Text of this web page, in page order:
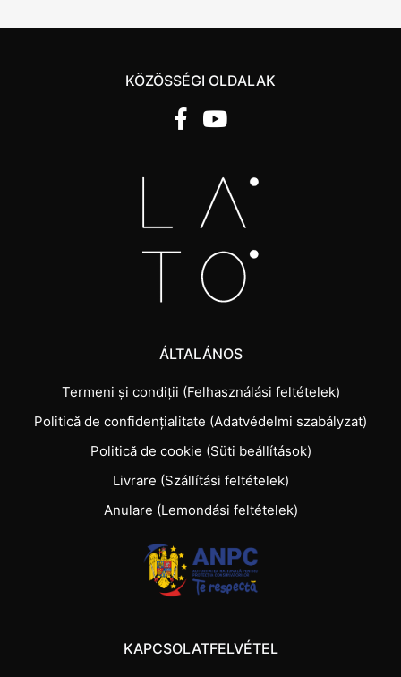
KÖZÖSSÉGI OLDALAK
ÁLTALÁNOS
Termeni și condiții (Felhasználási feltételek)
Politică de confidențialitate (Adatvédelmi szabályzat)
Politică de cookie (Süti beállítások)
Livrare (Szállítási feltételek)
Anulare (Lemondási feltételek)
KAPCSOLATFELVÉTEL